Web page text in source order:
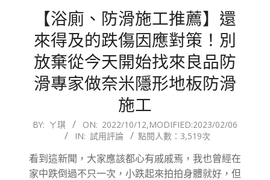
【浴廁、防滑施工推薦】還
來得及的跌傷因應對策！別
放棄從今天開始找來良品防
滑專家做奈米隱形地板防滑
施工
2022-
12
BY: ㄚ琪 ON: 2022/10/12,MODIFIED:2023/02/06
IN: 試用評論 點閱人數：3,519次
看到這新聞，大家應該都心有戚戚焉，我也曾經在
家中跌倒過不只一次，小跌起來拍拍身體就好，但